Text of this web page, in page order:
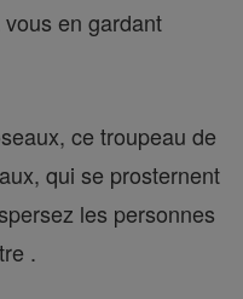
en gardant
ce troupeau de
qui se prosternent
les personnes
.